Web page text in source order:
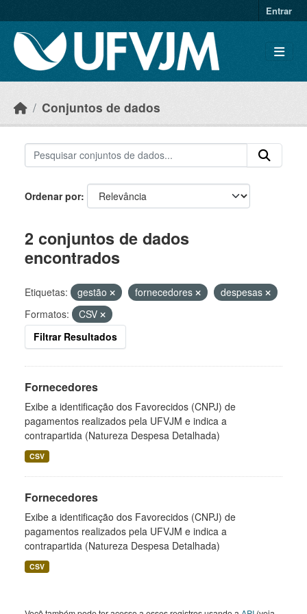
Entrar
Conjuntos de dados
Ordenar por
2 conjuntos de dados
encontrados
Etiquetas: gestão fornecedores
despesas
Formatos:
CSV
Filtrar Resultados
Fornecedores
Exibe a identificação dos Favorecidos (CNPJ) de
pagamentos realizados pela UFVJM e indica a
contrapartida (Natureza Despesa Detalhada)
CSV
Fornecedores
Exibe a identificação dos Favorecidos (CNPJ) de
pagamentos realizados pela UFVJM e indica a
contrapartida (Natureza Despesa Detalhada)
CSV